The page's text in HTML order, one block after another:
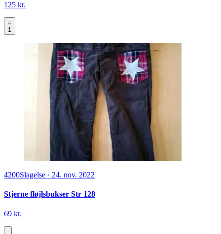
125 kr.
1
4200Slagelse · 24. nov. 2022
Stjerne fløjlsbukser Str 128
69 kr.